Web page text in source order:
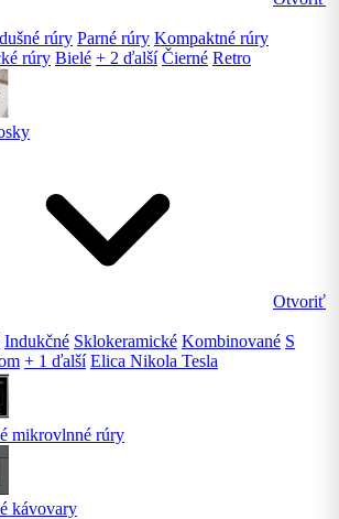
rúry Parné rúry Kompaktné rúry
rúry Bielé + 2 ďalší Čierné Retro
Otvoriť
Indukčné Sklokeramické Kombinované S
+ 1 ďalší Elica Nikola Tesla
mikrovlnné rúry
kávovary